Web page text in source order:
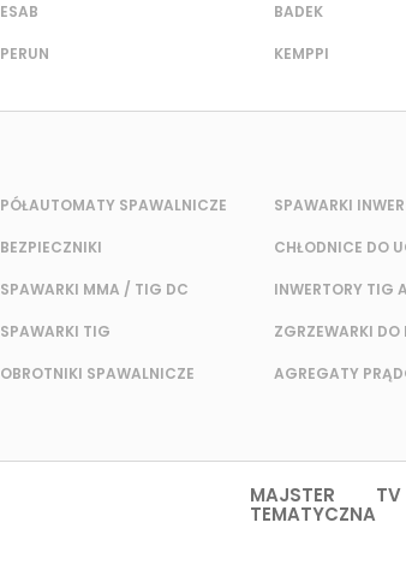
ESAB
PERUN
BADEK
KEMPPI
PÓŁAUTOMATY SPAWALNICZE
BEZPIECZNIKI
SPAWARKI MMA / TIG DC
SPAWARKI TIG
OBROTNIKI SPAWALNICZE
SPAWARKI
CHŁODNICE DO
INWERTORY TIG
ZGRZEWARKI DO
AGREGATY
MAJSTER
TEMATYCZNA